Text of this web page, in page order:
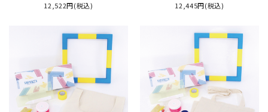
マイアカウント
カートを見る
お買い物ガイド
12,522円(税込) 12,445円(税込)